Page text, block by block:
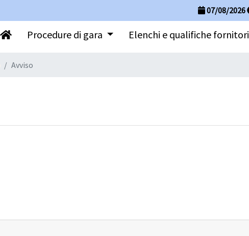
07/08/2026
Procedure di gara Elenchi e qualifiche fornitori
Avviso